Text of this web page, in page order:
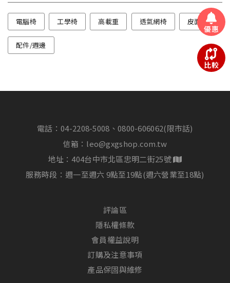
電腦椅 工學椅 高載重 透氣網椅 皮面
配件/週邊
電話：04-2208-5008、0800-606062(限市話)
信箱： leo@gxgshop.com.tw
地址：404台中市北區忠明二街25號
服務時段：週一至週六 9點至19點(週六營業至18點)
評論區
隱私權條款
會員權益說明
訂購及注意事項
產品保固與維修
優惠
比較